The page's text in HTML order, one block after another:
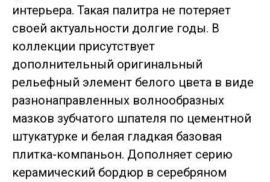
интерьера. Такая палитра не потеряет
своей актуальности долгие годы. В
коллекции присутствует
дополнительный оригинальный
рельефный элемент белого цвета в виде
разнонаправленных волнообразных
мазков зубчатого шпателя по цементной
штукатурке и белая гладкая базовая
плитка-компаньон. Дополняет серию
керамический бордюр в серебряном